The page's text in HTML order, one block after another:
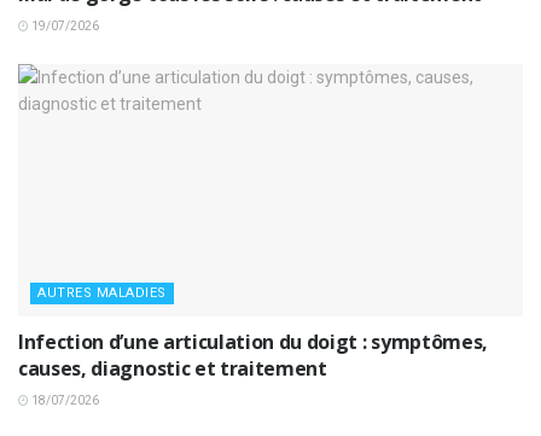
19/07/2026
AUTRES MALADIES
Infection d’une articulation du doigt : symptômes,
causes, diagnostic et traitement
18/07/2026